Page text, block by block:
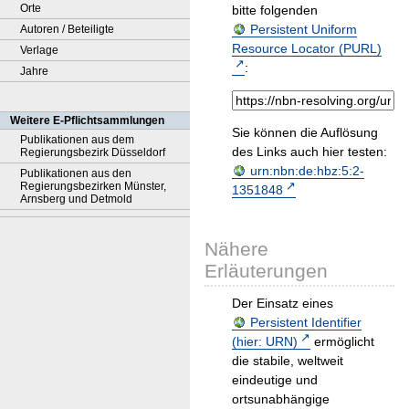
Orte
Autoren / Beteiligte
Verlage
Jahre
Weitere E-Pflichtsammlungen
Publikationen aus dem
Regierungsbezirk Düsseldorf
Publikationen aus den
Regierungsbezirken Münster,
Arnsberg und Detmold
bitte folgenden
Persistent Uniform
Resource Locator (PURL)
:
Sie können die Auflösung
des Links auch hier testen:
urn:nbn:de:hbz:5:2-
1351848
Nähere
Erläuterungen
Der Einsatz eines
Persistent Identifier
(hier: URN)
ermöglicht
die stabile, weltweit
eindeutige und
ortsunabhängige